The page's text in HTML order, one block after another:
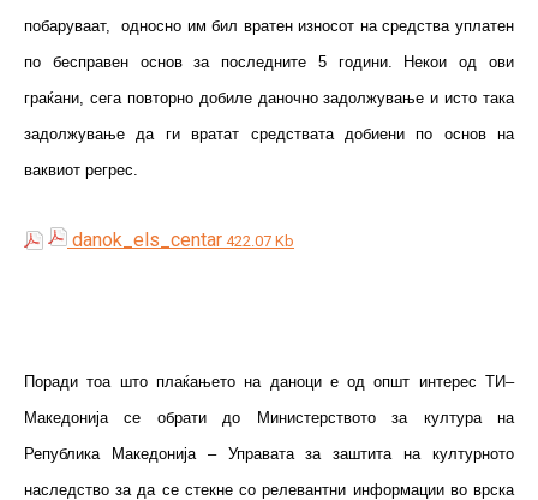
побаруваат, односно им бил вратен износот на средства уплатен
по бесправен основ за последните 5 години. Некои од ови
граќани, сега повторно добиле даночно задолжување и исто така
задолжување да ги вратат средствата добиени по основ на
ваквиот регрес.
danok_els_centar 422.07 Kb
Поради тоа што плаќањето на даноци е од општ интерес ТИ–
Македонија се обрати до Министерството за култура на
Република Македонија – Управата за заштита на културното
наследство за да се стекне со релевантни информации во врска